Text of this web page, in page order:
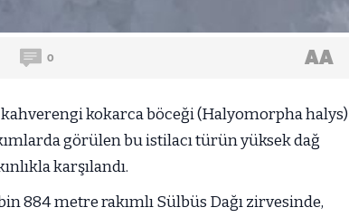
0 AA
kokarca böceği (Halyomorpha halys)
görülen bu istilacı türün yüksek dağ
karşılandı.
884 metre rakımlı Sülbüs Dağı zirvesinde,